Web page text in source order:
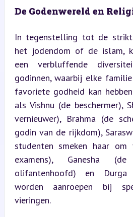
De Godenwereld en
In tegenstelling tot de
het jodendom of de islam,
een verbluffende
godinnen, waarbij elke
favoriete godheid kan
als Vishnu (de beschermer),
vernieuwer), Brahma (de
godin van de rijkdom),
studenten smeken haar
examens), Ganesha
olifantenhoofd) en Durga
worden aanroepen bij
vieringen.